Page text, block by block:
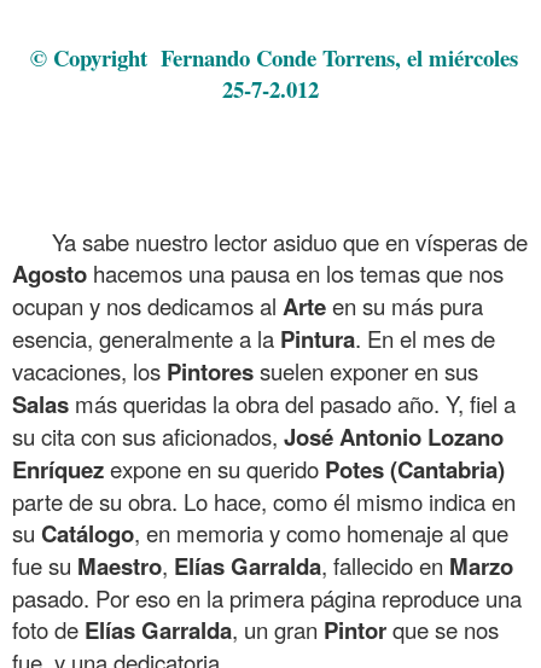
© Copyright Fernando Conde Torrens, el miércoles
25-7-2.012
Ya sabe nuestro lector asiduo que en vísperas de
Agosto hacemos una pausa en los temas que nos
ocupan y nos dedicamos al Arteen su más pura
esencia, generalmente a la Pintura. En el mes de
vacaciones, los Pintoressuelen exponer en sus
Salas más queridas la obra del pasado año. Y, fiel a
su cita con sus aficionados, José Antonio Lozano
Enríquezexpone en su querido Potes(Cantabria)
parte de su obra. Lo hace, como él mismo indica en
su Catálogo, en memoria y como homenaje al que
fue su Maestro, ElíasGarralda, fallecido en Marzo
pasado. Por eso en la primera página reproduce una
foto de Elías Garralda, un gran Pintorque se nos
fue, y una dedicatoria.